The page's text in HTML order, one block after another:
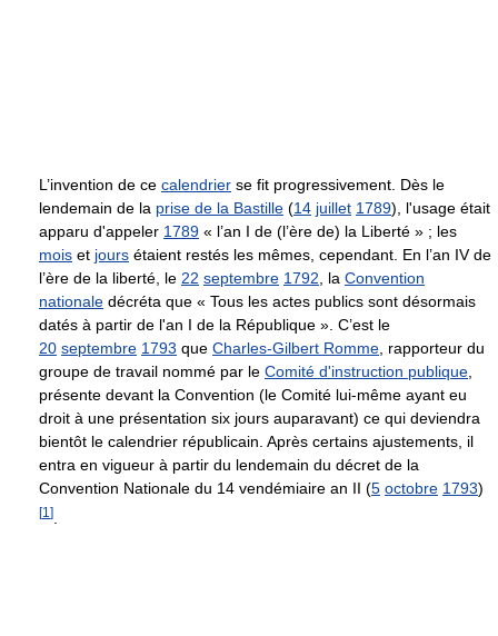
L’invention de ce calendrier se fit progressivement. Dès le
lendemain de la prise de la Bastille (14 juillet 1789), l'usage était
apparu d'appeler 1789 « l’an I de (l’ère de) la Liberté » ; les
mois et jours étaient restés les mêmes, cependant. En l’an IV de
l’ère de la liberté, le 22 septembre 1792 , la Convention
nationale décréta que « Tous les actes publics sont désormais
datés à partir de l'an I de la République ». C’est le
20 septembre 1793 que Charles-Gilbert Romme , rapporteur du
groupe de travail nommé par le Comité d'instruction publique
présente devant la Convention (le Comité lui-même ayant eu
droit à une présentation six jours auparavant) ce qui deviendra
bientôt le calendrier républicain. Après certains ajustements, il
entra en vigueur à partir du lendemain du décret de la
Convention Nationale du 14 vendémiaire an II (5 octobre 1793)
[1 ]